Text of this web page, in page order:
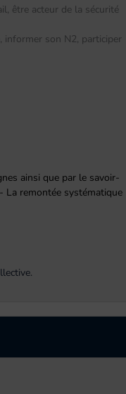
être acteur de la sécurité
informer son N2, participer
ainsi que par le savoir-
La remontée systématique